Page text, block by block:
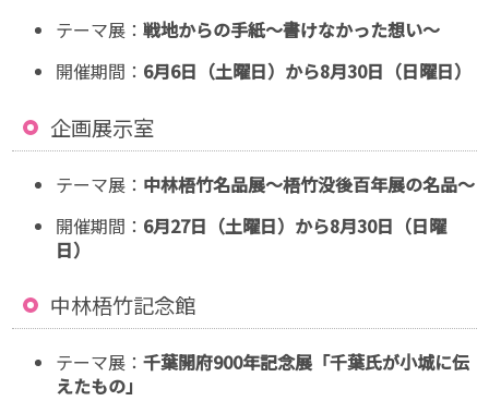
テーマ展：戦地からの手紙〜書けなかった想い〜
開催期間： 6月6日（土曜日）から8月30日（日曜日）
企画展示室
テーマ展： 中林梧竹名品展〜梧竹没後百年展の名品〜
開催期間： 6月27日（土曜日）から8月30日（日曜
日）
中林梧竹記念館
テーマ展：千葉開府900年記念展「千葉氏が小城に伝
えたもの」